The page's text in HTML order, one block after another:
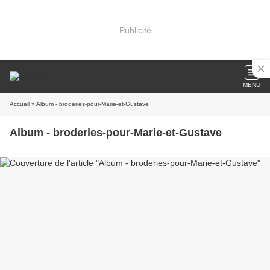
Publicité
MENU
Accueil » Album - broderies-pour-Marie-et-Gustave
Album - broderies-pour-Marie-et-Gustave